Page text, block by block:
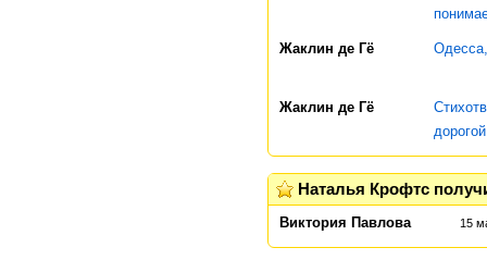
Жаклин де Гё
Жаклин де Гё
Наталья Крофтс
Виктория Павлова 15